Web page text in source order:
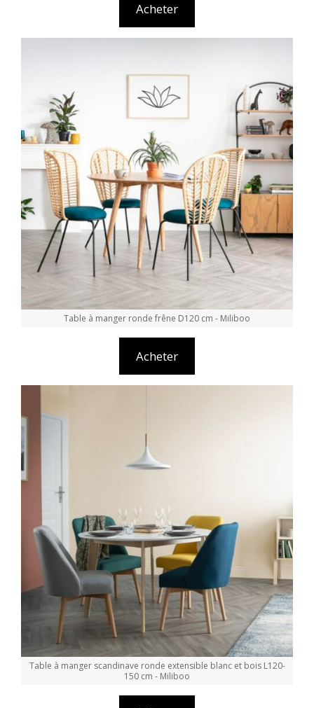
Acheter
Table à manger ronde frêne D120 cm - Miliboo
Acheter
Table à manger scandinave ronde extensible blanc et bois L120-
150 cm - Miliboo